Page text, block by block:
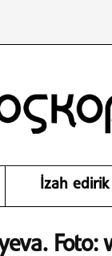
İzah edirik
Foto: